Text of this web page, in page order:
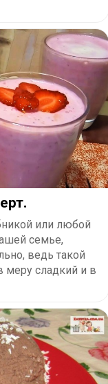
или любой
семье,
ведь такой
меру сладкий и в